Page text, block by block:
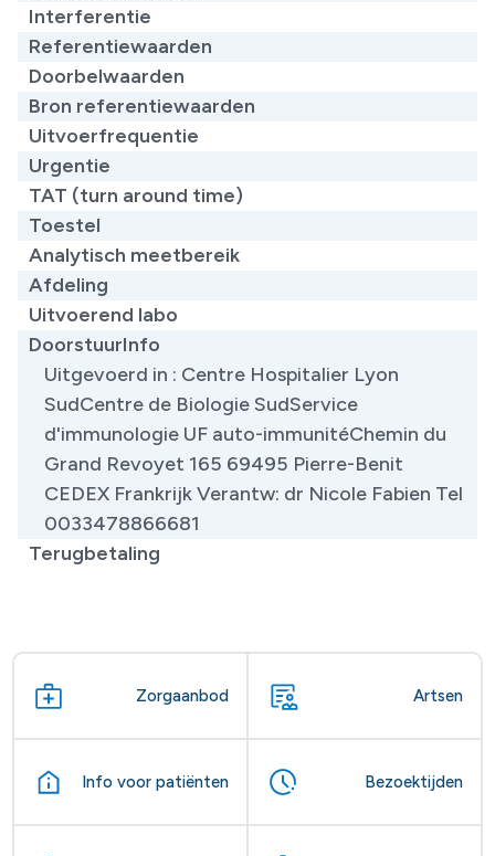
Interferentie
Referentiewaarden
Doorbelwaarden
Bron referentiewaarden
Uitvoerfrequentie
Urgentie
TAT (turn around time)
Toestel
Analytisch meetbereik
Afdeling
Uitvoerend labo
DoorstuurInfo
Uitgevoerd in : Centre Hospitalier Lyon
SudCentre de Biologie SudService
d'immunologie UF auto-immunitéChemin du
Grand Revoyet 165 69495 Pierre-Benit
CEDEX Frankrijk Verantw: dr Nicole Fabien Tel
0033478866681
Terugbetaling
Zorgaanbod Artsen
Info voor patiënten Bezoektijden